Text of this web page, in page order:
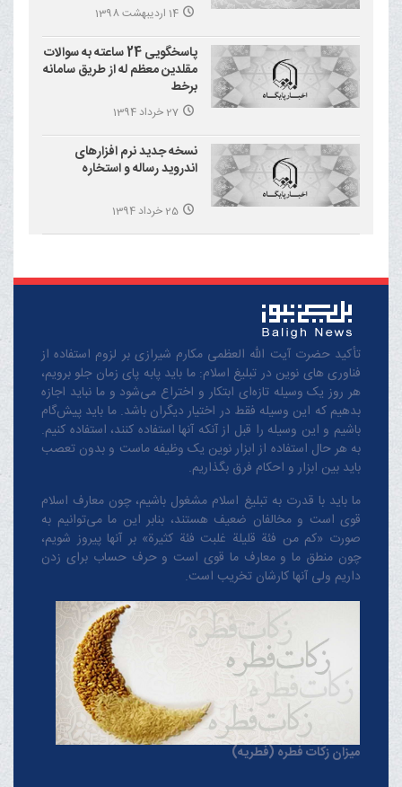
14 اردیبهشت 1398
پاسخگویی 24 ساعته به سوالات
مقلدین معظم له از طریق سامانه
برخط
27 خرداد 1394
نسخه جدید نرم افزارهای
اندروید رساله و استخاره
25 خرداد 1394
تأکید حضرت آیت الله العظمی مکارم شیرازی بر لزوم استفاده از
فناوری های نوین در تبلیغ اسلام: ما باید پابه پای زمان جلو برویم،
هر روز یک وسیله تازه‌ای ابتکار و اختراع می‌شود و ما نباید اجازه
بدهیم که این وسیله فقط در اختیار دیگران باشد. ما باید پیش‌گام
باشیم و این وسیله را قبل از آنکه آنها استفاده کنند، استفاده کنیم.
به هر حال استفاده از ابزار نوین یک وظیفه ماست و بدون تعصب
باید بین ابزار و احکام فرق بگذاریم.
ما باید با قدرت به تبلیغ اسلام مشغول باشیم، چون معارف اسلام
قوی است و مخالفان ضعیف هستند، بنابر این ما می‌توانیم به
صورت «کم من فئة قلیلة غلبت فئة کثیرة» بر آنها پیروز شویم،
چون منطق‌ ما و معارف ‌ما قوی است و حرف حساب برای زدن
داریم ولی آنها کارشان تخریب است.
میزان زکات فطره (فطریه)